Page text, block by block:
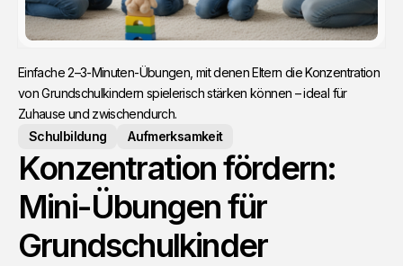
Einfache 2–3-Minuten-Übungen, mit denen Eltern die Konzentration
von Grundschulkindern spielerisch stärken können – ideal für
Zuhause und zwischendurch.
Schulbildung
Aufmerksamkeit
Konzentration fördern:
Mini-Übungen für
Grundschulkinder